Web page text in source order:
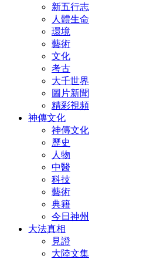
新五行志
人體生命
環境
藝術
文化
考古
大千世界
圖片新聞
精彩視頻
神傳文化
神傳文化
歷史
人物
中醫
科技
藝術
典籍
今日神州
大法真相
見證
大陸文集